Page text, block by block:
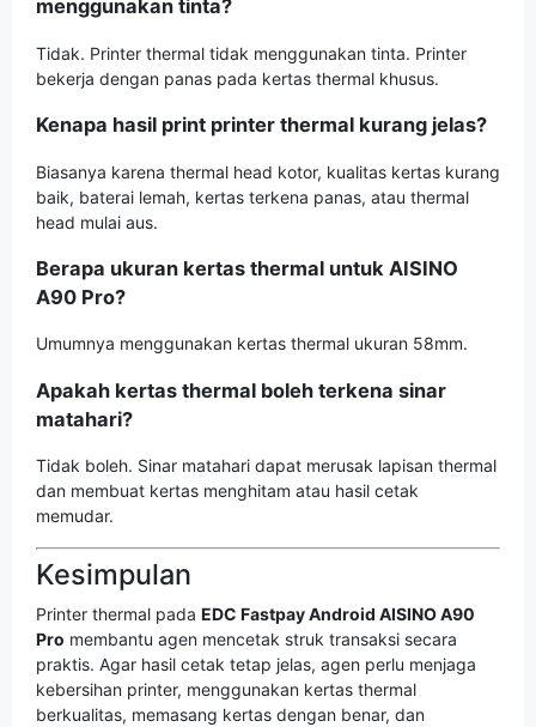
menggunakan tinta?
Tidak. Printer thermal tidak menggunakan tinta. Printer
bekerja dengan panas pada kertas thermal khusus.
Kenapa hasil print printer thermal kurang jelas?
Biasanya karena thermal head kotor, kualitas kertas kurang
baik, baterai lemah, kertas terkena panas, atau thermal
head mulai aus.
Berapa ukuran kertas thermal untuk AISINO
A90 Pro?
Umumnya menggunakan kertas thermal ukuran 58mm.
Apakah kertas thermal boleh terkena sinar
matahari?
Tidak boleh. Sinar matahari dapat merusak lapisan thermal
dan membuat kertas menghitam atau hasil cetak
memudar.
Kesimpulan
Printer thermal pada EDC Fastpay Android AISINO A90
Pro membantu agen mencetak struk transaksi secara
praktis. Agar hasil cetak tetap jelas, agen perlu menjaga
kebersihan printer, menggunakan kertas thermal
berkualitas, memasang kertas dengan benar, dan